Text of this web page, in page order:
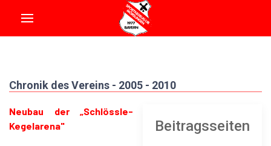
Chronik des Vereins - 2005 - 2010
Beitragsseiten
Neubau der „Schlössle-
Kegelarena"